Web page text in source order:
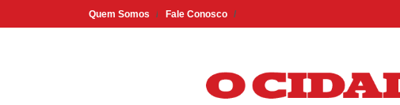
to
Quem Somos Fale Conosco